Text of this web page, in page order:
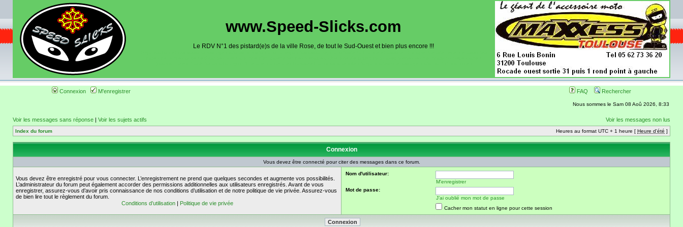
www.Speed-Slicks.com
Le RDV N°1 des pistard(e)s de la ville Rose, de tout le Sud-Ouest et bien plus encore !!!
Connexion M'enregistrer FAQ Rechercher
Nous sommes le Sam 08 Aoû 2026, 8:33
Voir les messages sans réponse | Voir les sujets actifs Voir les messages non lus
Index du forum Heures au format UTC + 1 heure [ Heure d'été ]
Connexion
Vous devez être connecté pour citer des messages dans ce forum.
Vous devez être enregistré pour vous connecter. L’enregistrement ne prend que quelques secondes et augmente vos possibilités.
L’administrateur du forum peut également accorder des permissions additionnelles aux utilisateurs enregistrés. Avant de vous
enregistrer, assurez-vous d’avoir pris connaissance de nos conditions d’utilisation et de notre politique de vie privée. Assurez-vous
de bien lire tout le règlement du forum.
Conditions d’utilisation| Politique de vie privée
Nom d'utilisateur:
M'enregistrer
Mot de passe:
J’ai oublié mon mot de passe
Cacher mon statut en ligne pour cette session